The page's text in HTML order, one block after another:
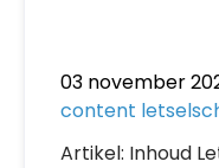
03 november
content
Artikel: Inhoud